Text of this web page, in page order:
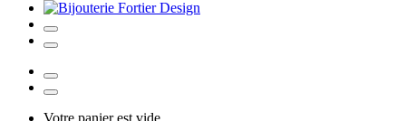
Votre panier est vide.